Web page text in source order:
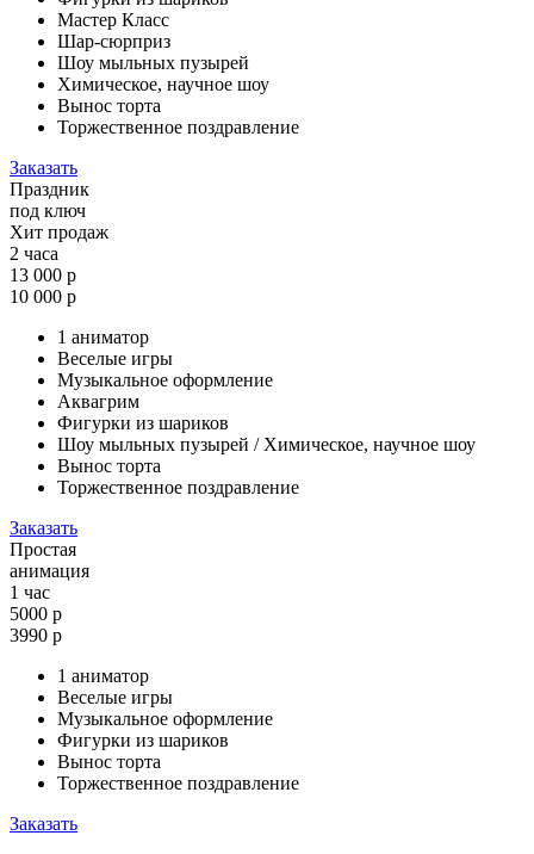
Мастер Класс
Шар-сюрприз
Шоу мыльных пузырей
Химическое, научное шоу
Вынос торта
Торжественное поздравление
Заказать
Праздник
под ключ
Хит продаж
2 часа
13 000 р
10 000 р
1 аниматор
Веселые игры
Музыкальное оформление
Аквагрим
Фигурки из шариков
Шоу мыльных пузырей / Химическое, научное шоу
Вынос торта
Торжественное поздравление
Заказать
Простая
анимация
1 час
5000 р
3990 р
1 аниматор
Веселые игры
Музыкальное оформление
Фигурки из шариков
Вынос торта
Торжественное поздравление
Заказать